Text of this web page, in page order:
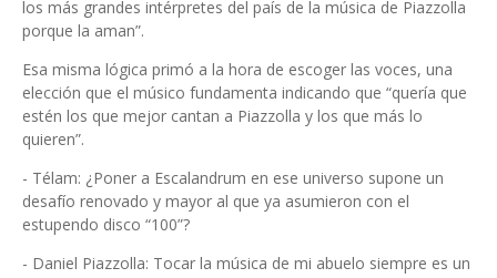
los más grandes intérpretes del país de la música de Piazzolla
porque la aman”.
Esa misma lógica primó a la hora de escoger las voces, una
elección que el músico fundamenta indicando que “quería que
estén los que mejor cantan a Piazzolla y los que más lo
quieren”.
- Télam: ¿Poner a Escalandrum en ese universo supone un
desafío renovado y mayor al que ya asumieron con el
estupendo disco “100”?
- Daniel Piazzolla: Tocar la música de mi abuelo siempre es un